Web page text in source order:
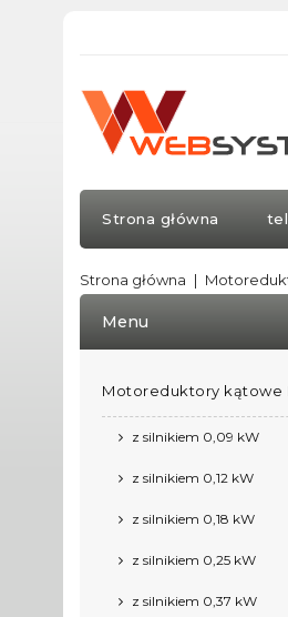
Strona główna
Strona główna
Menu
Motoreduktory kątowe
z silnikiem 0,09 kW
z silnikiem 0,12 kW
z silnikiem 0,18 kW
z silnikiem 0,25 kW
z silnikiem 0,37 kW